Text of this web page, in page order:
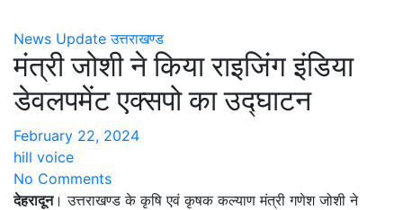
News Update उत्तराखण्ड
मंत्री जोशी ने किया राइजिंग इंडिया
डेवलपमेंट एक्सपो का उद्घाटन
February 22, 2024
hill voice
No Comments
देहरादून। उत्तराखण्ड के कृषि एवं कृषक कल्याण मंत्री गणेश जोशी ने